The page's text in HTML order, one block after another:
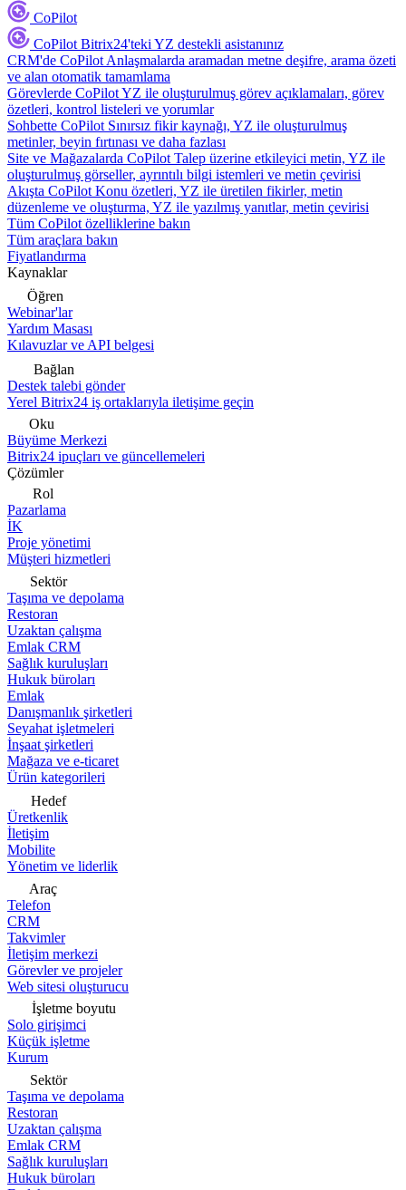
CoPilot
CoPilot Bitrix24'teki YZ destekli asistanınız
CRM'de CoPilot Anlaşmalarda aramadan metne deşifre, arama özeti
ve alan otomatik tamamlama
Görevlerde CoPilotYZ ile oluşturulmuş görev açıklamaları, görev
özetleri, kontrol listeleri ve yorumlar
Sohbette CoPilot Sınırsız fikir kaynağı, YZ ile oluşturulmuş
metinler, beyin fırtınası ve daha fazlası
Site ve Mağazalarda CoPilot Talep üzerine etkileyici metin, YZ ile
oluşturulmuş görseller, ayrıntılı bilgi istemleri ve metin çevirisi
Akışta CoPilot Konu özetleri, YZ ile üretilen fikirler, metin
düzenleme ve oluşturma, YZ ile yazılmış yanıtlar, metin çevirisi
Tüm CoPilot özelliklerine bakın
Tüm araçlara bakın
Fiyatlandırma
Kaynaklar
Öğren
Webinar'lar
Yardım Masası
Kılavuzlar ve API belgesi
Bağlan
Destek talebi gönder
Yerel Bitrix24 iş ortaklarıyla iletişime geçin
Oku
Büyüme Merkezi
Bitrix24 ipuçları ve güncellemeleri
Çözümler
Rol
Pazarlama
İK
Proje yönetimi
Müşteri hizmetleri
Sektör
Taşıma ve depolama
Restoran
Uzaktan çalışma
Emlak CRM
Sağlık kuruluşları
Hukuk büroları
Emlak
Danışmanlık şirketleri
Seyahat işletmeleri
İnşaat şirketleri
Mağaza ve e-ticaret
Ürün kategorileri
Hedef
Üretkenlik
İletişim
Mobilite
Yönetim ve liderlik
Araç
Telefon
CRM
Takvimler
İletişim merkezi
Görevler ve projeler
Web sitesi oluşturucu
İşletme boyutu
Solo girişimci
Küçük işletme
Kurum
Sektör
Taşıma ve depolama
Restoran
Uzaktan çalışma
Emlak CRM
Sağlık kuruluşları
Hukuk büroları